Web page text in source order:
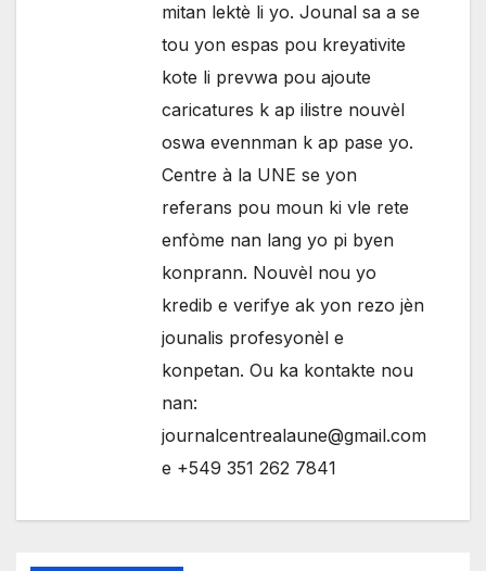
mitan lektè li yo. Jounal sa a se
tou yon espas pou kreyativite
kote li prevwa pou ajoute
caricatures k ap ilistre nouvèl
oswa evennman k ap pase yo.
Centre à la UNE se yon
referans pou moun ki vle rete
enfòme nan lang yo pi byen
konprann. Nouvèl nou yo
kredib e verifye ak yon rezo jèn
jounalis profesyonèl e
konpetan. Ou ka kontakte nou
nan:
journalcentrealaune@gmail.com
e +549 351 262 7841